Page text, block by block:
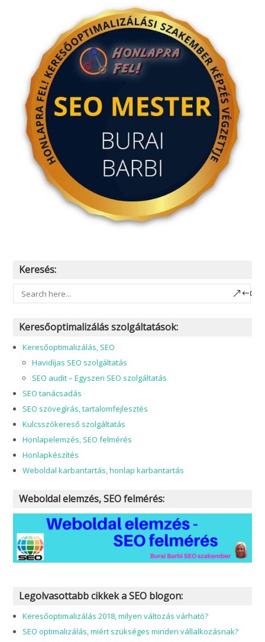
Keresés:
Keresőoptimalizálás szolgáltatások:
Keresőoptimalizálás, SEO
Havidíjas SEO szolgáltatás
SEO audit – Egyszeri SEO szolgáltatás
SEO tanácsadás
SEO szövegírás, tartalomfejlesztés
Kulcsszókereső szolgáltatás
Honlapelemzés, SEO felmérés
Honlapkészítés
Weboldal karbantartás, honlap karbantartás
Weboldal elemzés, SEO felmérés:
Legolvasottabb cikkek a SEO blogon:
Keresőoptimalizálás 2018, milyen változás várható?
SEO optimalizálás, miért szükséges minden vállalkozásnak?